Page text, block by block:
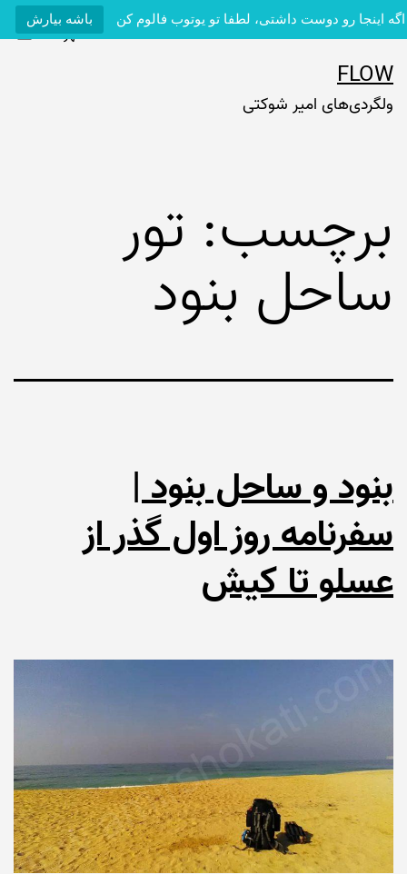
اگه اینجا رو دوست داشتی، لطفا تو یوتوب فالوم کن باشه بیارش
محتوا
FLOW
ولگردی‌های امیر شوکتی
فهرست
برچسب: تور
ساحل بنود
بنود و ساحل بنود |
سفرنامه روز اول گذر از
عسلو تا کیش